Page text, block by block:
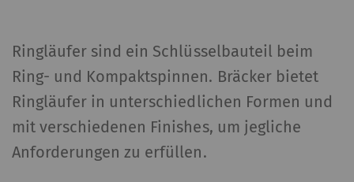
Ringläufer sind ein Schlüsselbauteil beim
Ring- und Kompaktspinnen. Bräcker bietet
Ringläufer in unterschiedlichen Formen und
mit verschiedenen Finishes, um jegliche
Anforderungen zu erfüllen.